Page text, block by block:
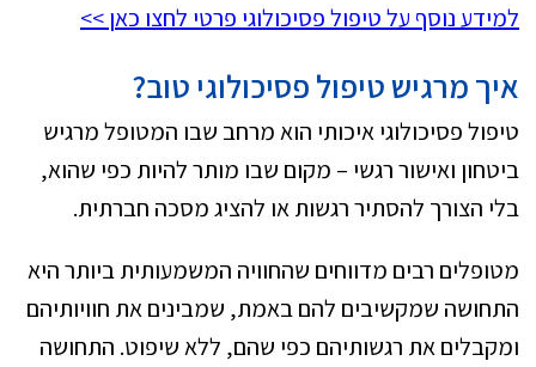
למידע נוסף על טיפול פסיכולוגי פרטי לחצו כאן >>
איך מרגיש טיפול פסיכולוגי טוב?
טיפול פסיכולוגי איכותי הוא מרחב שבו המטופל מרגיש
ביטחון ואישור רגשי – מקום שבו מותר להיות כפי שהוא,
בלי הצורך להסתיר רגשות או להציג מסכה חברתית.
מטופלים רבים מדווחים שהחוויה המשמעותית ביותר היא
התחושה שמקשיבים להם באמת, שמבינים את חוויותיהם
ומקבלים את רגשותיהם כפי שהם, ללא שיפוט. התחושה